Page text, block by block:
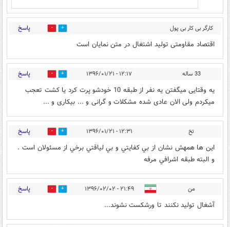
کارگر بی کار بی پول
تماشاگر اختلاس و رانت
19 پاسخ
اقتصاد مقاومتی تولید اشتغال در متن نمایان است
33 ساله ۱۲:۱۷ - ۱۳۹۶/۰۱/۲۱ 18 پاسخ
یه وقتایی میگفتن یه نفر از طبقه 10 خودشو پرت کرد یا کشت تعجب
میکردم ولی الان عادی شده مشکلات و گرانی و ... بیکاری و ...
تخ ۱۲:۳۱ - ۱۳۹۶/۰۱/۲۱ 28 پاسخ
اين ها همهش نشان از بي كفايتي و بي لياقتي برخي از مسئولان است .
و البته طبقه اشرافي مرفه
من ۲۱:۴۹ - ۱۳۹۶/۰۲/۰۲ 7 پاسخ
آشغال تولید نکنند تا ورشکست نشوند...